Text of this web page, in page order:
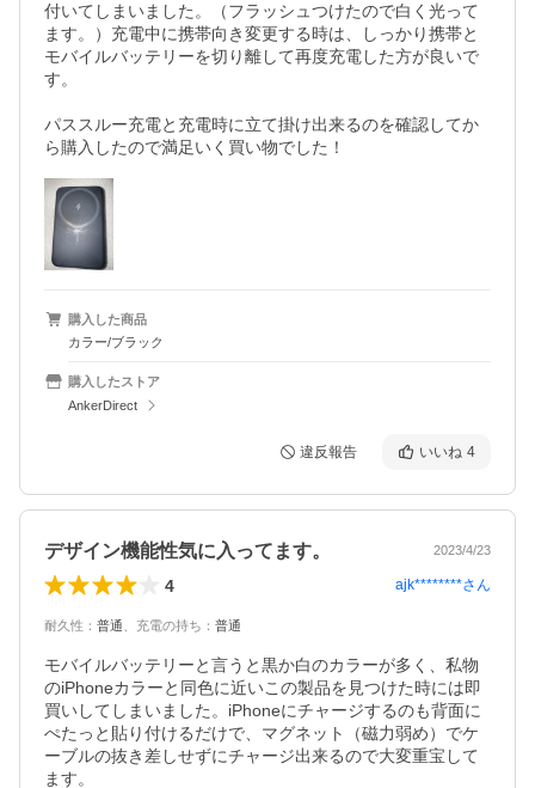
付いてしまいました。（フラッシュつけたので白く光って
ます。）充電中に携帯向き変更する時は、しっかり携帯と
モバイルバッテリーを切り離して再度充電した方が良いで
す。
パススルー充電と充電時に立て掛け出来るのを確認してか
ら購入したので満足いく買い物でした！
購入した商品
カラー/ブラック
購入したストア
AnkerDirect
違反報告 いいね 4
デザイン機能性気に入ってます。 2023/4/23
4 ajk********さん
耐久性 ： 普通 充電の持ち ： 普通
モバイルバッテリーと言うと黒か白のカラーが多く、私物
のiPhoneカラーと同色に近いこの製品を見つけた時には即
買いしてしまいました。iPhoneにチャージするのも背面に
ぺたっと貼り付けるだけで、マグネット（磁力弱め）でケ
ーブルの抜き差しせずにチャージ出来るので大変重宝して
ます。